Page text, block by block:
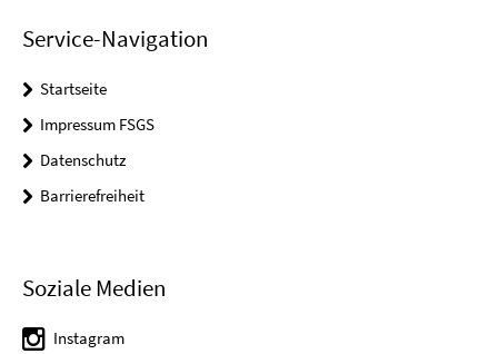
Service-Navigation
Startseite
Impressum FSGS
Datenschutz
Barrierefreiheit
Soziale Medien
Instagram